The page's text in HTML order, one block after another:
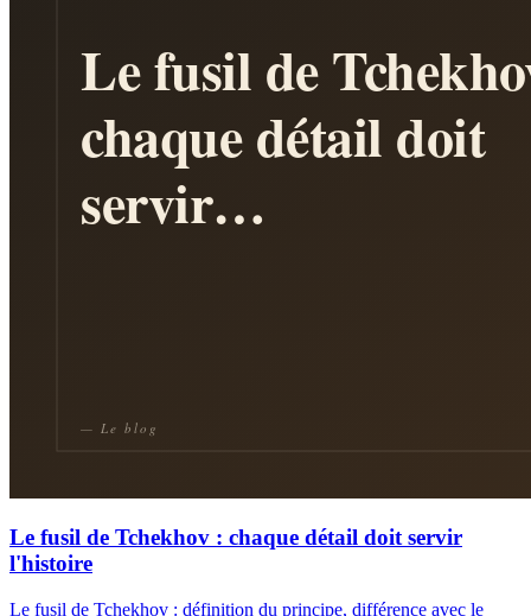
Le fusil de Tchekhov : chaque détail doit servir
l'histoire
Le fusil de Tchekhov : définition du principe, différence avec le